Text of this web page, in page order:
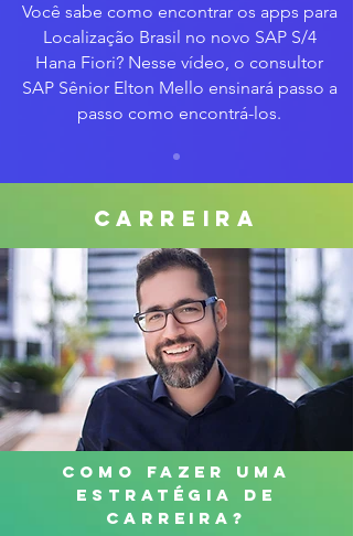
Você sabe como encontrar os apps para
Localização Brasil no novo SAP S/4
Hana Fiori? Nesse vídeo, o consultor
SAP Sênior Elton Mello ensinará passo a
passo como encontrá-los.
carreira
como fazer uma
estratégia de
carreira?